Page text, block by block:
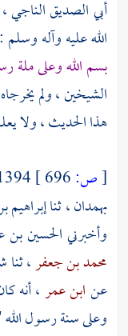
أبي الصديق الناجي
الله عليه وآله
بسم الله وعلى ملة
الشيخين ، ولم
هذا الحديث ، ولا
[ص: 1394 -
بهمدان، ثناإبراهيم
وأخبرنيالحسين بن
محمد بن جعفر، ثنا
عنابن عمر، أنه
وعلى سنة رسول